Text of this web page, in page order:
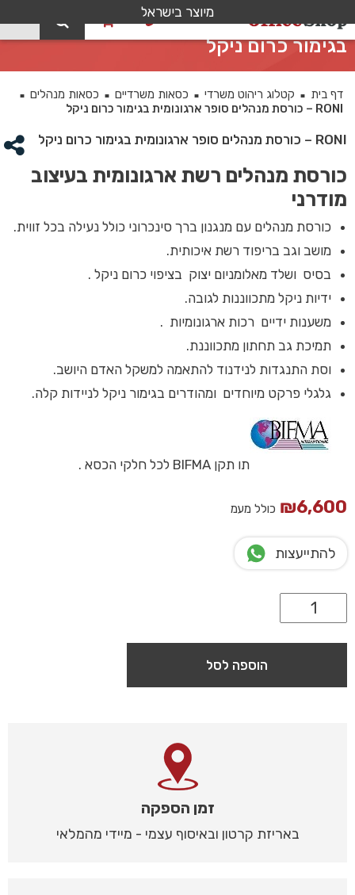
מיוצר בישראל
RONI – כורסת מנהלים סופר ארגונומית
בגימור כרום ניקל
דף בית ■ קטלוג ריהוט משרדי ■ כסאות משרדיים ■ כסאות מנהלים ■
RONI – כורסת מנהלים סופר ארגונומית בגימור כרום ניקל
RONI – כורסת מנהלים סופר ארגונומית בגימור כרום ניקל
כורסת מנהלים רשת ארגונומית בעיצוב
מודרני
כורסת מנהלים עם מנגנון ברך סינכרוני כולל נעילה בכל זווית.
מושב וגב בריפוד רשת איכותית.
בסיס ושלד מאלומניום יצוק בציפוי כרום ניקל .
ידיות ניקל מתכווננות לגובה.
משענות ידיים רכות ארגונומיות .
תמיכת גב תחתון מתכווננת.
וסת התנגדות לנידנוד להתאמה למשקל האדם היושב.
גלגלי פרקט מיוחדים ומהודרים בגימור ניקל לניידות קלה.
תו תקן BIFMA לכל חלקי הכסא .
₪6,600 כולל מעמ
להתייעצות
הוספה לסל
זמן הספקה
באריזת קרטון ובאיסוף עצמי - מיידי מהמלאי